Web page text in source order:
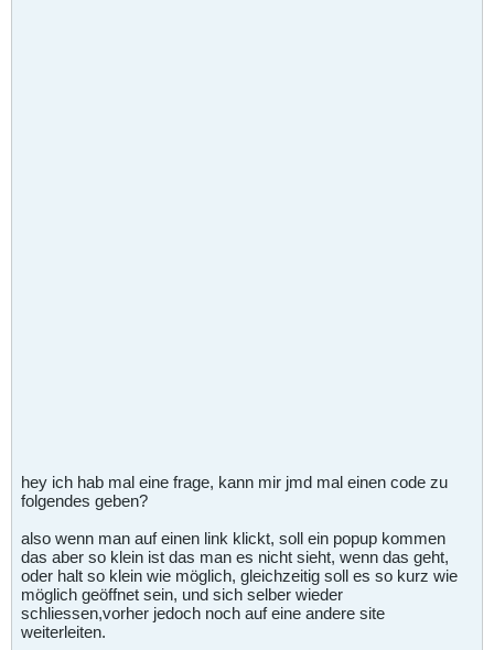
hey ich hab mal eine frage, kann mir jmd mal einen code zu
folgendes geben?
also wenn man auf einen link klickt, soll ein popup kommen
das aber so klein ist das man es nicht sieht, wenn das geht,
oder halt so klein wie möglich, gleichzeitig soll es so kurz wie
möglich geöffnet sein, und sich selber wieder
schliessen,vorher jedoch noch auf eine andere site
weiterleiten.